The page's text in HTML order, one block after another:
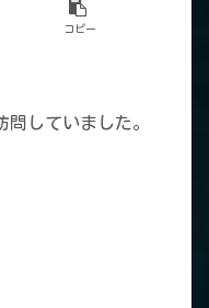
コピー
していました。